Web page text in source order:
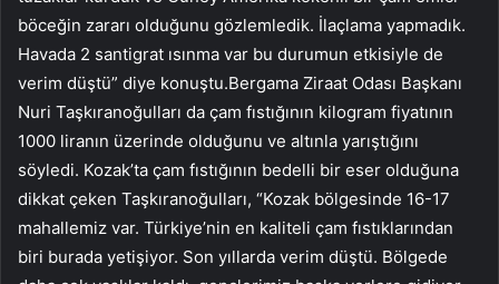
böceğin zararı olduğunu gözlemledik. İlaçlama yapmadık.
Havada 2 santigrat ısınma var bu durumun etkisiyle de
verim düştü” diye konuştu.Bergama Ziraat Odası Başkanı
Nuri Taşkıranoğulları da çam fıstığının kilogram fiyatının
1000 liranın üzerinde olduğunu ve altınla yarıştığını
söyledi. Kozak’ta çam fıstığının bedelli bir eser olduğuna
dikkat çeken Taşkıranoğulları, “Kozak bölgesinde 16-17
mahallemiz var. Türkiye’nin en kaliteli çam fıstıklarından
biri burada yetişiyor. Son yıllarda verim düştü. Bölgede